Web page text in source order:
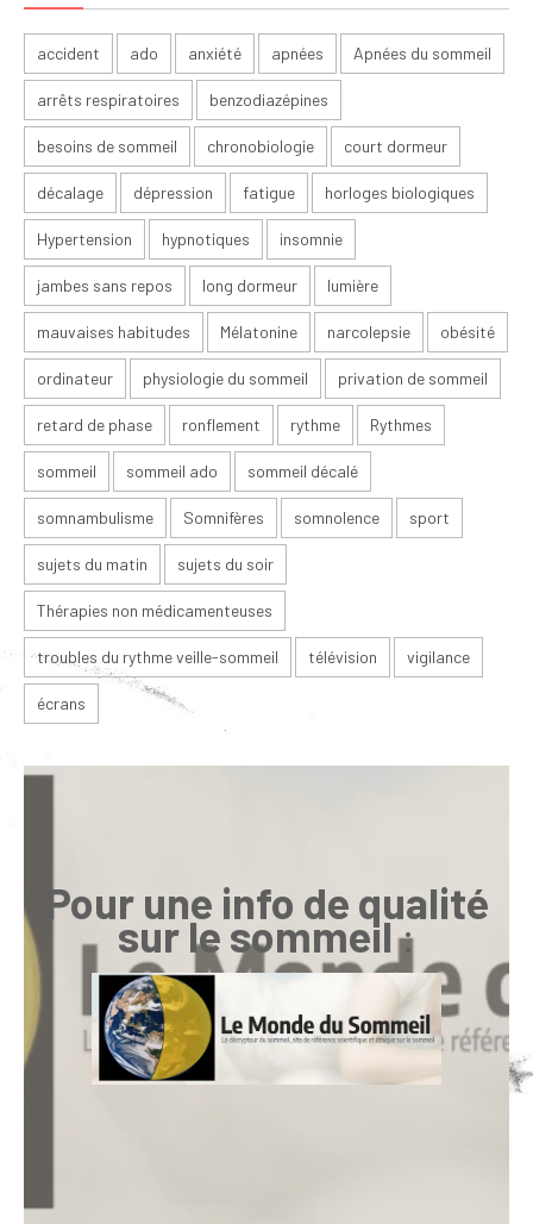
accident ado anxiété apnées Apnées du sommeil
arrêts respiratoires benzodiazépines
besoins de sommeil chronobiologie court dormeur
décalage dépression fatigue horloges biologiques
Hypertension hypnotiques insomnie
jambes sans repos long dormeur lumière
mauvaises habitudes Mélatonine narcolepsie obésité
ordinateur physiologie du sommeil privation de sommeil
retard de phase ronflement rythme Rythmes
sommeil sommeil ado sommeil décalé
somnambulisme Somnifères somnolence sport
sujets du matin sujets du soir
Thérapies non médicamenteuses
troubles du rythme veille-sommeil télévision vigilance
écrans
Pour une info de qualité
sur le sommeil: